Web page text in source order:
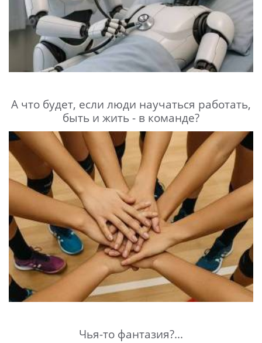
А что будет, если люди научаться работать,
быть и жить - в команде?
Чья-то фантазия?...